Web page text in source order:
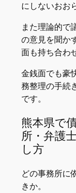
にしないおお
また理論的で
の意見を聞か
面も持ち合わ
金銭面でも豪
務整理の手続
です。
熊本県で
所・弁護
し方
どの事務所に
きか。